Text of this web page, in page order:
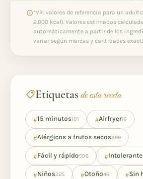
*VR: valores de referencia para un
2.000 kcal). Valores estimados
automáticamente a partir de los
variar según marcas y cantidades
Etiquetasde esta receta
#15 minutos101 #Airfryer16
#Alérgicos a frutos secos399
#Fácil y rápido506 #
#Niños325 #Otoño46 #Sin